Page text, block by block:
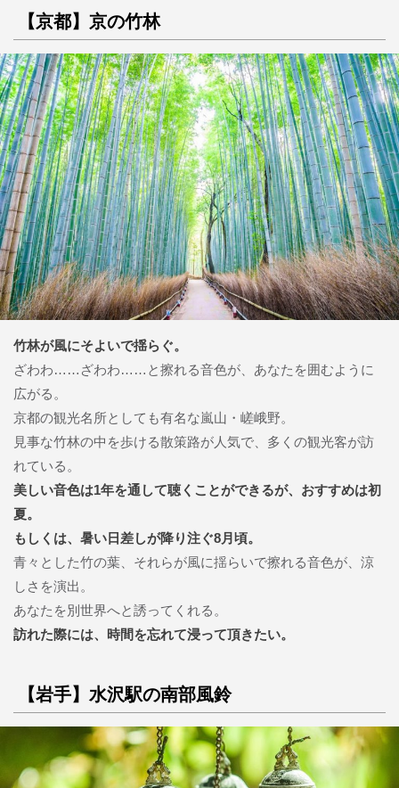
【京都】京の竹林
竹林が風にそよいで揺らぐ。
ざわわ……ざわわ……と擦れる音色が、あなたを囲むように
広がる。
京都の観光名所としても有名な嵐山・嵯峨野。
見事な竹林の中を歩ける散策路が人気で、多くの観光客が訪
れている。
美しい音色は1年を通して聴くことができるが、おすすめは初
夏。
もしくは、暑い日差しが降り注ぐ8月頃。
青々とした竹の葉、それらが風に揺らいで擦れる音色が、涼
しさを演出。
あなたを別世界へと誘ってくれる。
訪れた際には、時間を忘れて浸って頂きたい。
【岩手】水沢駅の南部風鈴